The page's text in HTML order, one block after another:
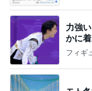
力強
かに
なす
フィギ